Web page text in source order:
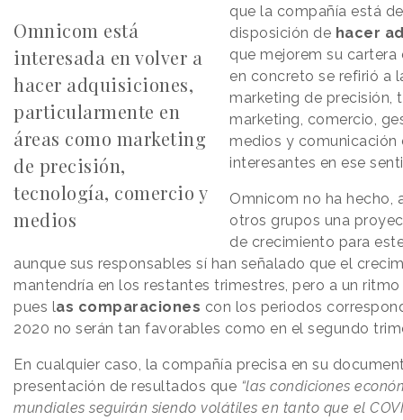
Omnicom está
interesada en volver a
hacer adquisiciones,
particularmente en
áreas como marketing
de precisión,
tecnología, comercio y
medios
que la compañía está
disposición de hacer
que mejorem su cartera
en concreto se refirió a
marketing de precisión,
marketing, comercio,
medios y comunicación
interesantes en ese
Omnicom no ha hecho,
otros grupos una
de crecimiento para
aunque sus responsables sí han señalado que el
mantendría en los restantes trimestres, pero a un
pues las comparaciones con los periodos
2020 no serán tan favorables como en el segundo
En cualquier caso, la compañía precisa en su
presentación de resultados que “las condiciones
mundiales seguirán siendo volátiles en tanto que el